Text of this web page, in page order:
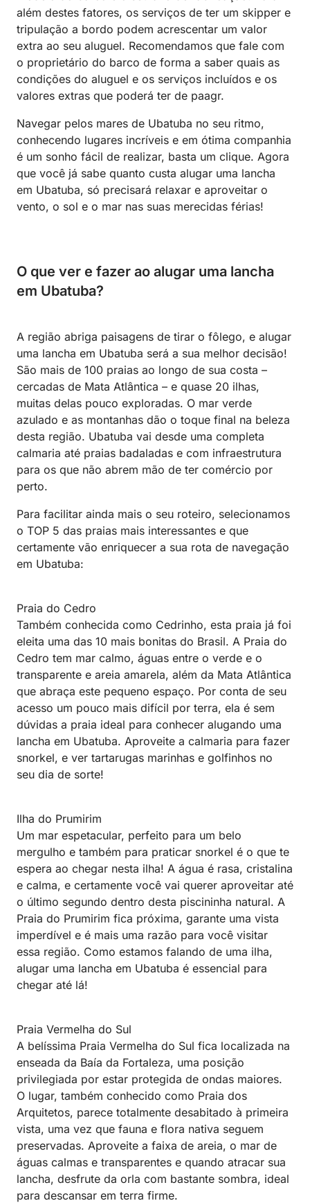
além destes fatores, os serviços de ter um skipper e
tripulação a bordo podem acrescentar um valor
extra ao seu aluguel. Recomendamos que fale com
o proprietário do barco de forma a saber quais as
condições do aluguel e os serviços incluídos e os
valores extras que poderá ter de paagr.
Navegar pelos mares de Ubatuba no seu ritmo,
conhecendo lugares incríveis e em ótima companhia
é um sonho fácil de realizar, basta um clique. Agora
que você já sabe quanto custa alugar uma lancha
em Ubatuba, só precisará relaxar e aproveitar o
vento, o sol e o mar nas suas merecidas férias!
O que ver e fazer ao alugar uma lancha
em Ubatuba?
A região abriga paisagens de tirar o fôlego, e alugar
uma lancha em Ubatuba será a sua melhor decisão!
São mais de 100 praias ao longo de sua costa –
cercadas de Mata Atlântica – e quase 20 ilhas,
muitas delas pouco exploradas. O mar verde
azulado e as montanhas dão o toque final na beleza
desta região. Ubatuba vai desde uma completa
calmaria até praias badaladas e com infraestrutura
para os que não abrem mão de ter comércio por
perto.
Para facilitar ainda mais o seu roteiro, selecionamos
o TOP 5 das praias mais interessantes e que
certamente vão enriquecer a sua rota de navegação
em Ubatuba:
Praia do Cedro
Também conhecida como Cedrinho, esta praia já foi
eleita uma das 10 mais bonitas do Brasil. A Praia do
Cedro tem mar calmo, águas entre o verde e o
transparente e areia amarela, além da Mata Atlântica
que abraça este pequeno espaço. Por conta de seu
acesso um pouco mais difícil por terra, ela é sem
dúvidas a praia ideal para conhecer alugando uma
lancha em Ubatuba. Aproveite a calmaria para fazer
snorkel, e ver tartarugas marinhas e golfinhos no
seu dia de sorte!
Ilha do Prumirim
Um mar espetacular, perfeito para um belo
mergulho e também para praticar snorkel é o que te
espera ao chegar nesta ilha! A água é rasa, cristalina
e calma, e certamente você vai querer aproveitar até
o último segundo dentro desta piscininha natural. A
Praia do Prumirim fica próxima, garante uma vista
imperdível e é mais uma razão para você visitar
essa região. Como estamos falando de uma ilha,
alugar uma lancha em Ubatuba é essencial para
chegar até lá!
Praia Vermelha do Sul
A belíssima Praia Vermelha do Sul fica localizada na
enseada da Baía da Fortaleza, uma posição
privilegiada por estar protegida de ondas maiores.
O lugar, também conhecido como Praia dos
Arquitetos, parece totalmente desabitado à primeira
vista, uma vez que fauna e flora nativa seguem
preservadas. Aproveite a faixa de areia, o mar de
águas calmas e transparentes e quando atracar sua
lancha, desfrute da orla com bastante sombra, ideal
para descansar em terra firme.